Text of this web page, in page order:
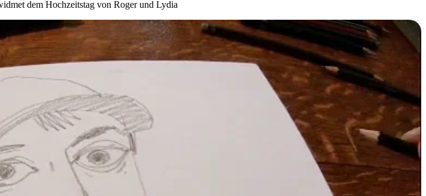
dem Hochzeitstag von Roger und Lydia